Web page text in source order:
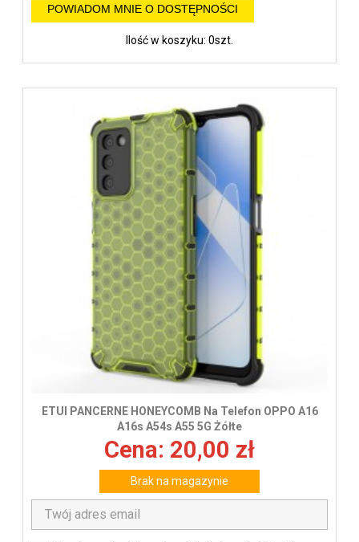
POWIADOM MNIE O DOSTĘPNOŚCI
Ilość w koszyku: 0szt.
ETUI PANCERNE HONEYCOMB Na Telefon OPPO A16
A16s A54s A55 5G Żółte
Cena: 20,00 zł
Brak na magazynie